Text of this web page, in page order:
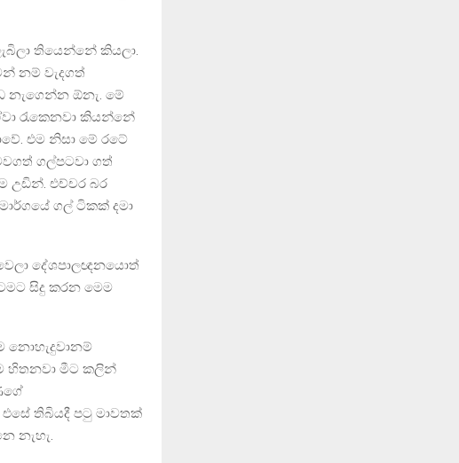
තියෙන්නේ කියලා.
නම් වැදගත්
නැගෙන්න ඕනැ. මේ
රැකෙනවා කියන්නේ
එම නිසා මේ රටේ
ගල්පටවා ගත්
උඩින්. එච්චර බර
ගල් ටිකක් දමා
දේශපාලඥනයොත්
සිදු කරන මෙම
නොහැදුවානම්
හිතනවා මීට කලින්
තිබියදී පටු මාවතක්
නැහැ.